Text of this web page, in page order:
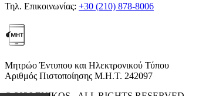
Τηλ. Επικοινωνίας: +30 (210) 878-8006
Μητρώο Έντυπου και Ηλεκτρονικού Τύπου
Αριθμός Πιστοποίησης Μ.Η.Τ. 242097